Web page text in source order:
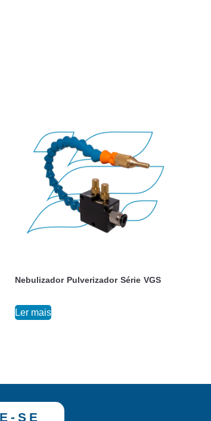
Nebulizador Pulverizador Série VGS
Ler mais
SE